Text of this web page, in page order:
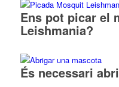
Ens pot picar el
Leishmania?
És necessari